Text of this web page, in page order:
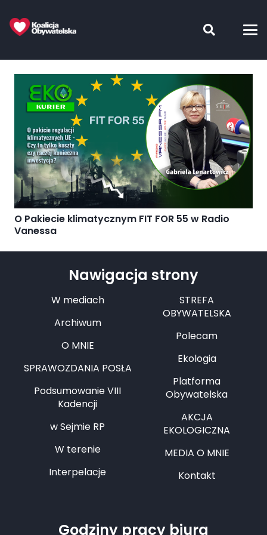
O Pakiecie klimatycznym FIT FOR 55 w Radio
Vanessa
Nawigacja strony
W mediach
Archiwum
O MNIE
SPRAWOZDANIA POSŁA
Podsumowanie VIII
Kadencji
w Sejmie RP
W terenie
Interpelacje
STREFA
OBYWATELSKA
Polecam
Ekologia
Platforma
Obywatelska
AKCJA
EKOLOGICZNA
MEDIA O MNIE
Kontakt
Godziny pracy biura